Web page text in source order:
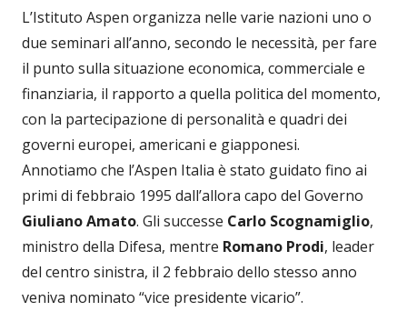
L’Istituto Aspen organizza nelle varie nazioni uno o
due seminari all’anno, secondo le necessità, per fare
il punto sulla situazione economica, commerciale e
finanziaria, il rapporto a quella politica del momento,
con la partecipazione di personalità e quadri dei
governi europei, americani e giapponesi.
Annotiamo che l’Aspen Italia è stato guidato fino ai
primi di febbraio 1995 dall’allora capo del Governo
Giuliano Amato. Gli successe Carlo Scognamiglio,
ministro della Difesa, mentre Romano Prodi, leader
del centro sinistra, il 2 febbraio dello stesso anno
veniva nominato “vice presidente vicario”.